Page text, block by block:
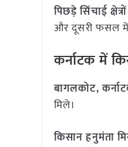
पिछड़े सिंचाई क्षेत्रों
और दूसरी फसल में
कर्नाटक में
बागलकोट,
मिले।
किसान हनुमंता